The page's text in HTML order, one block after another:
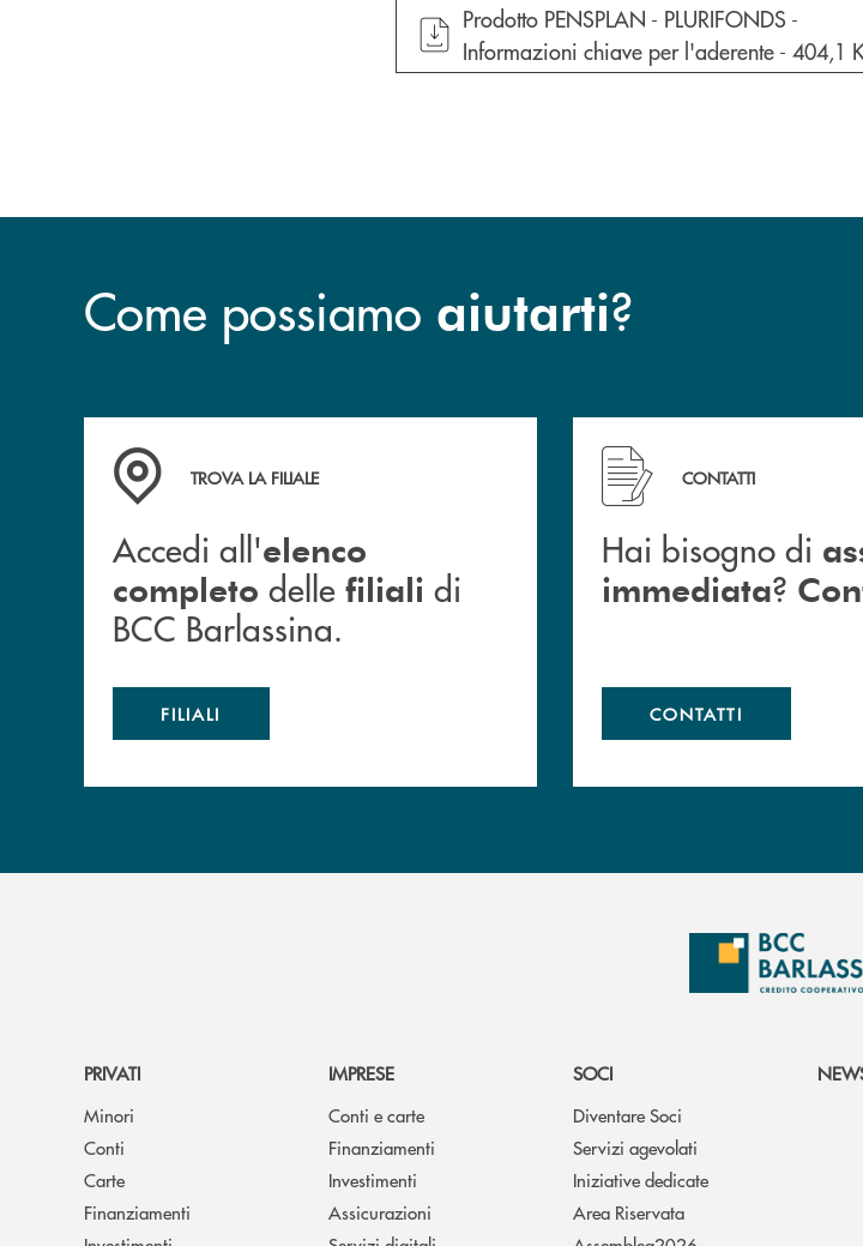
apre documento in una nuova finestra
Prodotto PENSPLAN - PLURIFONDS -
Informazioni chiave per l'aderente - 404,1
Come possiamo aiutarti?
Accedi all' elenco completo delle filiali di BCC Barlassina.
TROVA LA FILIALE
Accedi all'elenco
completo delle filiali di
BCC Barlassina.
FILIALI
Hai bisogno di assistenza
CONTATTI
Hai bisogno di
immediata?
CONTATTI
PRIVATI
Minori
Conti
Carte
Finanziamenti
IMPRESE
Conti e carte
Finanziamenti
Investimenti
Assicurazioni
SOCI
Diventare Soci
Servizi agevolati
Iniziative dedicate
Area Riservata